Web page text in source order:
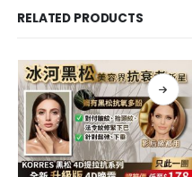
RELATED PRODUCTS